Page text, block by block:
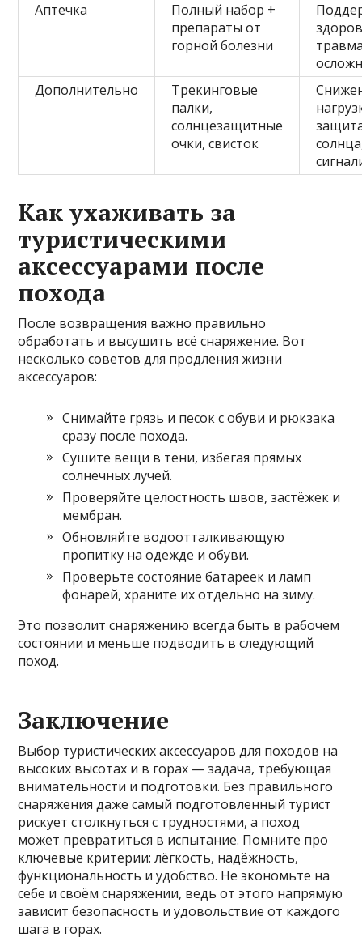
Аптечка
Полный набор +
препараты от
горной болезни
Дополнительно
Трекинговые
палки,
солнцезащитные
очки, свисток
Как ухаживать за
туристическими
аксессуарами после
похода
После возвращения важно правильно
обработать и высушить всё снаряжение. Вот
несколько советов для продления жизни
аксессуаров:
Снимайте грязь и песок с обуви и рюкзака
сразу после похода.
Сушите вещи в тени, избегая прямых
солнечных лучей.
Проверяйте целостность швов, застёжек и
мембран.
Обновляйте водоотталкивающую
пропитку на одежде и обуви.
Проверьте состояние батареек и ламп
фонарей, храните их отдельно на зиму.
Это позволит снаряжению всегда быть в рабочем
состоянии и меньше подводить в следующий
поход.
Заключение
Выбор туристических аксессуаров для походов на
высоких высотах и в горах — задача, требующая
внимательности и подготовки. Без правильного
снаряжения даже самый подготовленный турист
рискует столкнуться с трудностями, а поход
может превратиться в испытание. Помните про
ключевые критерии: лёгкость, надёжность,
функциональность и удобство. Не экономьте на
себе и своём снаряжении, ведь от этого напрямую
зависит безопасность и удовольствие от каждого
шага в горах.